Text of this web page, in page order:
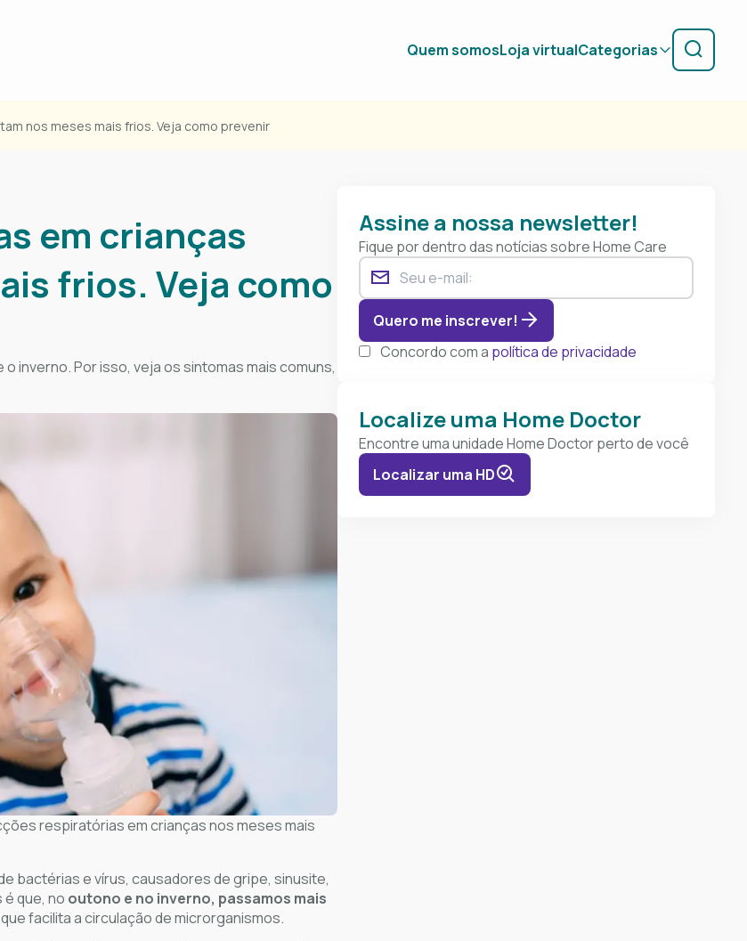
Quem somosLoja virtualCategorias
nos meses mais frios. Veja como prevenir
em crianças
frios. Veja como
inverno. Por isso, veja os sintomas mais comuns,
respiratórias em crianças nos meses mais
bactérias e vírus, causadores de gripe, sinusite,
que, no outono e no inverno, passamos mais
facilita a circulação de microrganismos.
Assine a nossa newsletter!
Fique por dentro das notícias sobre Home Care
Quero me inscrever!
Concordo com a política de privacidade
Localize uma Home Doctor
Encontre uma unidade Home Doctor perto de você
Localizar uma HD